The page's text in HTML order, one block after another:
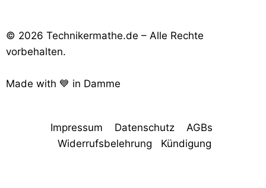
© 2026 Technikermathe.de – Alle Rechte
vorbehalten.
Made with 💙 in Damme
Impressum Datenschutz
AGBs
Widerrufsbelehrung
Kündigung